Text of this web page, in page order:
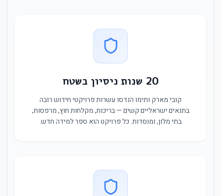
20 שנות ניסיון בשטח
קובי מארק ותימו הנדסו עשרות פרויקטי חידוש רובה
בתנאים ישראליים קשים — בריכות, מקלחות חוץ, מרפסות,
בתי מלון, ומוסדות. כל פרויקט הוא ספר למידה חדש.